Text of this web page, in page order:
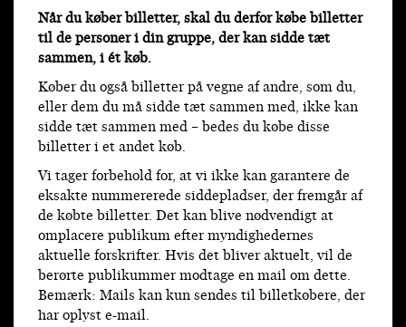
Når du køber billetter, skal du derfor købe billetter
til de personer i din gruppe, der kan sidde tæt
sammen, i ét køb.
Køber du også billetter på vegne af andre, som du,
eller dem du må sidde tæt sammen med, ikke kan
sidde tæt sammen med – bedes du købe disse
billetter i et andet køb.
Vi tager forbehold for, at vi ikke kan garantere de
eksakte nummererede siddepladser, der fremgår af
de købte billetter. Det kan blive nødvendigt at
omplacere publikum efter myndighedernes
aktuelle forskrifter. Hvis det bliver aktuelt, vil de
berørte publikummer modtage en mail om dette.
Bemærk: Mails kan kun sendes til billetkøbere, der
har oplyst e-mail.